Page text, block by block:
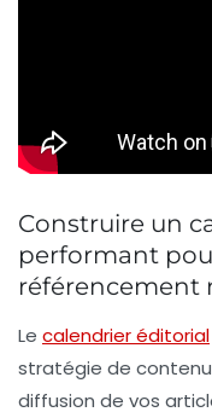
Construire un
performant
référencement
Le calendrier éditorial
stratégie de
diffusion de vos